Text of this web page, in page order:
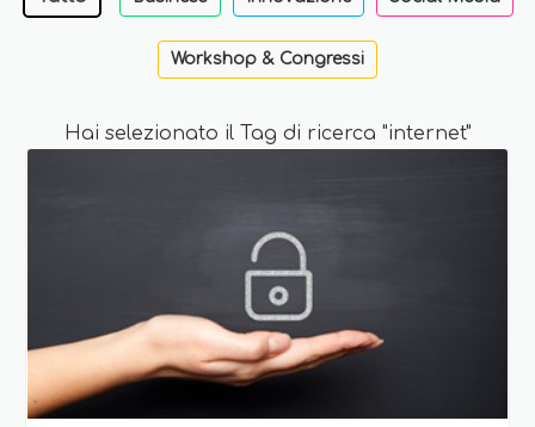
Workshop & Congressi
Hai selezionato il Tag di ricerca "internet"